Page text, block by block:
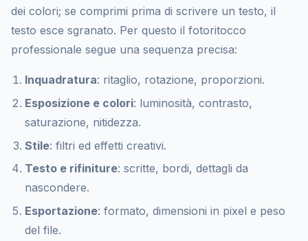
dei colori; se comprimi prima di scrivere un testo, il
testo esce sgranato. Per questo il fotoritocco
professionale segue una sequenza precisa:
Inquadratura: ritaglio, rotazione, proporzioni.
Esposizione e colori: luminosità, contrasto,
saturazione, nitidezza.
Stile: filtri ed effetti creativi.
Testo e rifiniture: scritte, bordi, dettagli da
nascondere.
Esportazione: formato, dimensioni in pixel e peso
del file.